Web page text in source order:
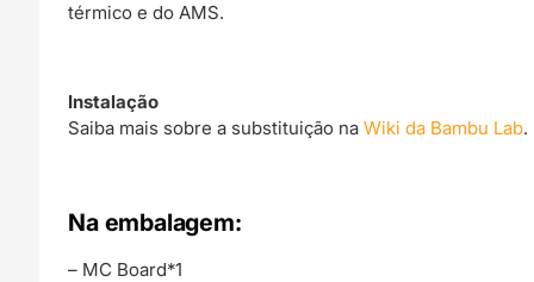
térmico e do AMS.
Instalação
Saiba mais sobre a substituição naWiki da Bambu Lab.
Na embalagem:
– MC Board*1